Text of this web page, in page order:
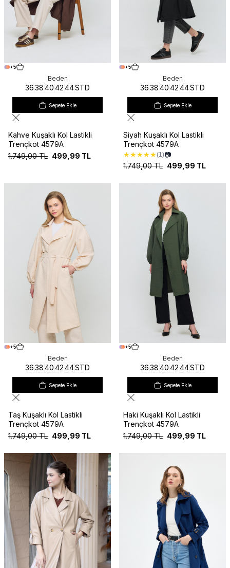
+5
Beden
3638404244STD
Sepete Ekle
Kahve Kuşaklı Kol Lastikli
Trençkot 4579A
1.749,00TL 499,99 TL
+5
Beden
3638404244STD
Sepete Ekle
Siyah Kuşaklı Kol Lastikli
Trençkot 4579A
★★★★★(1)📷
1.749,00TL 499,99 TL
+5
Beden
3638404244STD
Sepete Ekle
Taş Kuşaklı Kol Lastikli
Trençkot 4579A
1.749,00TL 499,99 TL
+5
Beden
3638404244STD
Sepete Ekle
Haki Kuşaklı Kol Lastikli
Trençkot 4579A
1.749,00TL 499,99 TL